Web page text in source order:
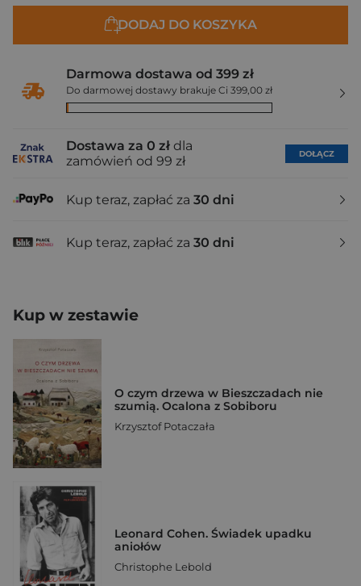
DODAJ DO KOSZYKA
Darmowa dostawa od 399 zł
Do darmowej dostawy brakuje Ci 399,00 zł
Dostawa za 0 zł dla
zamówień od 99 zł
DOŁĄCZ
Kup teraz, zapłać za 30 dni
Kup teraz, zapłać za 30 dni
Kup w zestawie
O czym drzewa w Bieszczadach nie
szumią. Ocalona z Sobiboru
Krzysztof Potaczała
Leonard Cohen. Świadek upadku
aniołów
Christophe Lebold